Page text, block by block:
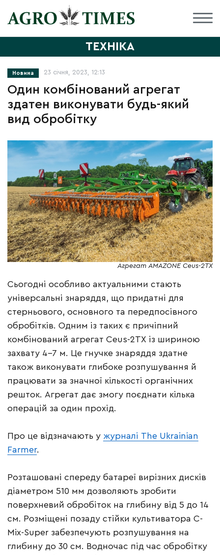
ТЕХНІКА
Новина 23 січня, 2023, 12:13
Один комбінований агрегат
здатен виконувати будь-який
вид обробітку
Агрегат AMAZONE Ceus-2TX
Сьогодні особливо актуальними стають
універсальні знаряддя, що придатні для
стерньового, основного та передпосівного
обробітків. Одним із таких є причіпний
комбінований агрегат Ceus-2TX із шириною
захвату 4-7 м. Це гнучке знаряддя здатне
також виконувати глибоке розпушування й
працювати за значної кількості органічних
решток. Агрегат дає змогу поєднати кілька
операцій за один прохід.
Про це відзначають у журналі The Ukrainian
Farmer.
Розташовані спереду батареї вирізних дисків
діаметром 510 мм дозволяють зробити
поверхневий обробіток на глибину від 5 до 14
см. Розміщені позаду стійки культиватора C-
Mix-Super забезпечують розпушування на
глибину до 30 см. Водночас під час обробітку